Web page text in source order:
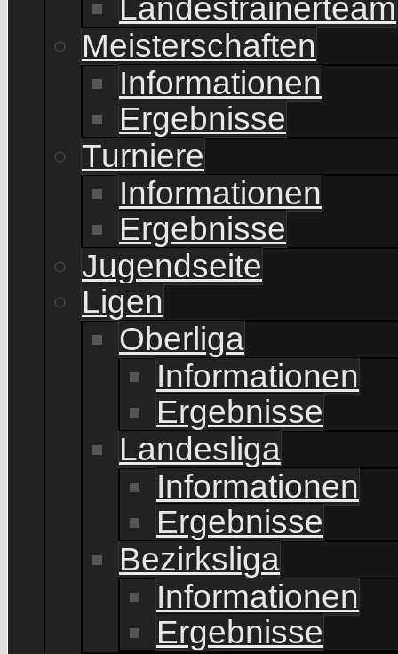
Landestrainerteam
Meisterschaften
Informationen
Ergebnisse
Turniere
Informationen
Ergebnisse
Jugendseite
Ligen
Oberliga
Informationen
Ergebnisse
Landesliga
Informationen
Ergebnisse
Bezirksliga
Informationen
Ergebnisse